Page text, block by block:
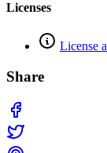
Licenses
License
Share